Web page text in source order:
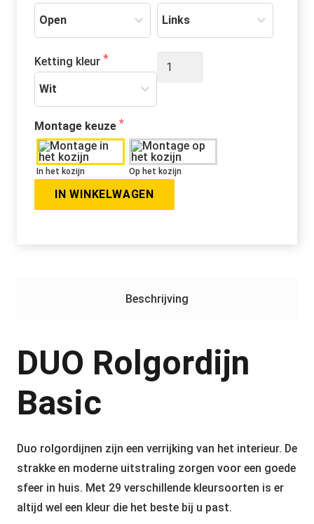
Ketting kleur
Montage keuze
In het kozijn Op het kozijn
DUO
IN WINKELWAGEN
Beschrijving
DUO Rolgordijn
Basic
Duo rolgordijnen zijn een verrijking van het interieur. De
strakke en moderne uitstraling zorgen voor een goede
sfeer in huis. Met 29 verschillende kleursoorten is er
altijd wel een kleur die het beste bij u past.